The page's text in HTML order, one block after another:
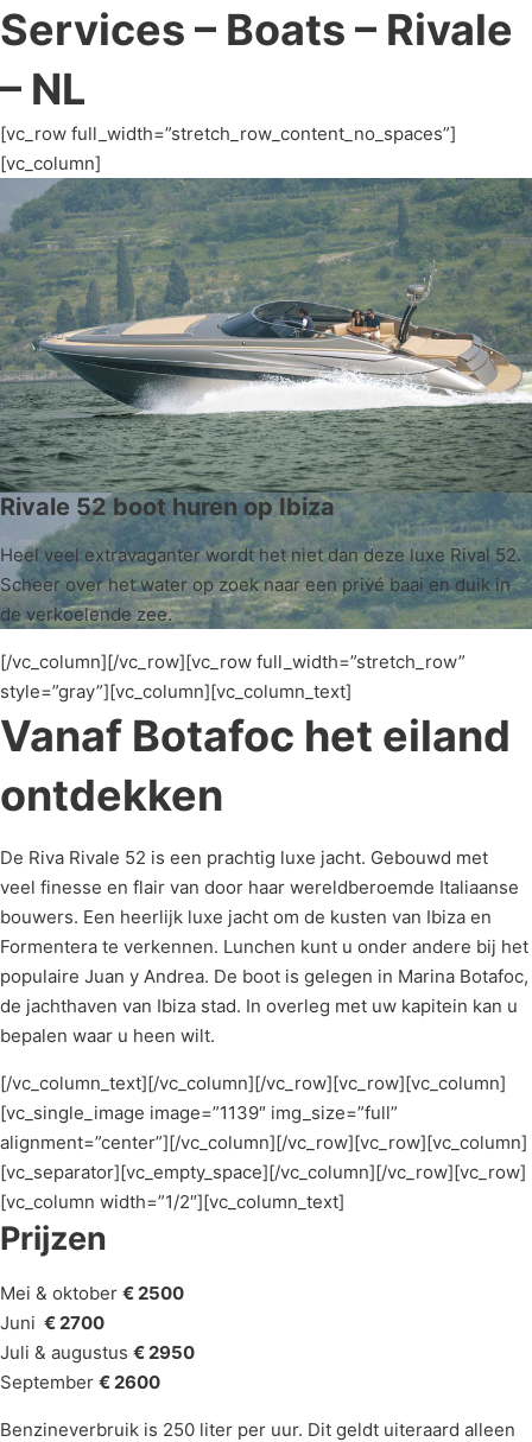
Services – Boats – Rivale
– NL
[vc_row full_width=”stretch_row_content_no_spaces”]
[vc_column]
Rivale 52 boot huren op Ibiza
Heel veel extravaganter wordt het niet dan deze luxe Rival 52.
Scheer over het water op zoek naar een privé baai en duik in
de verkoelende zee.
[/vc_column][/vc_row][vc_row full_width=”stretch_row”
style=”gray”][vc_column][vc_column_text]
Vanaf Botafoc het eiland
ontdekken
De Riva Rivale 52 is een prachtig luxe jacht. Gebouwd met
veel finesse en flair van door haar wereldberoemde Italiaanse
bouwers. Een heerlijk luxe jacht om de kusten van Ibiza en
Formentera te verkennen. Lunchen kunt u onder andere bij het
populaire Juan y Andrea. De boot is gelegen in Marina Botafoc,
de jachthaven van Ibiza stad. In overleg met uw kapitein kan u
bepalen waar u heen wilt.
[/vc_column_text][/vc_column][/vc_row][vc_row][vc_column]
[vc_single_image image=”1139″ img_size=”full”
alignment=”center”][/vc_column][/vc_row][vc_row][vc_column]
[vc_separator][vc_empty_space][/vc_column][/vc_row][vc_row]
[vc_column width=”1/2″][vc_column_text]
Prijzen
Mei & oktober € 2500
Juni € 2700
Juli & augustus € 2950
September € 2600
Benzineverbruik is 250 liter per uur. Dit geldt uiteraard alleen